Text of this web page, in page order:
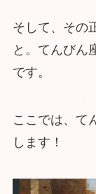
そして、その
と。てんびん
です。
ここでは、て
します！